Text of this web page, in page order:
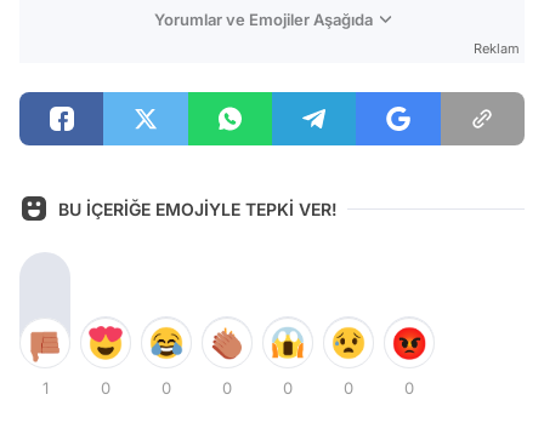
Yorumlar ve Emojiler Aşağıda
Reklam
BU İÇERİĞE EMOJİYLE TEPKİ VER!
1 0 0 0 0 0 0